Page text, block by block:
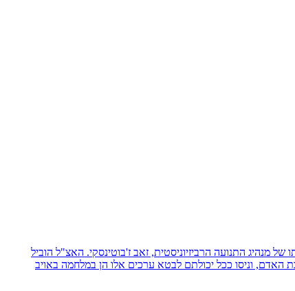
של מנהיג התנועה הרביזיוניסטית, זאב ז'בוטינסקי. האצ"ל הוביל
האדם, וניסו ככל יכולתם לבטא ערכים אלו הן במלחמה באויב